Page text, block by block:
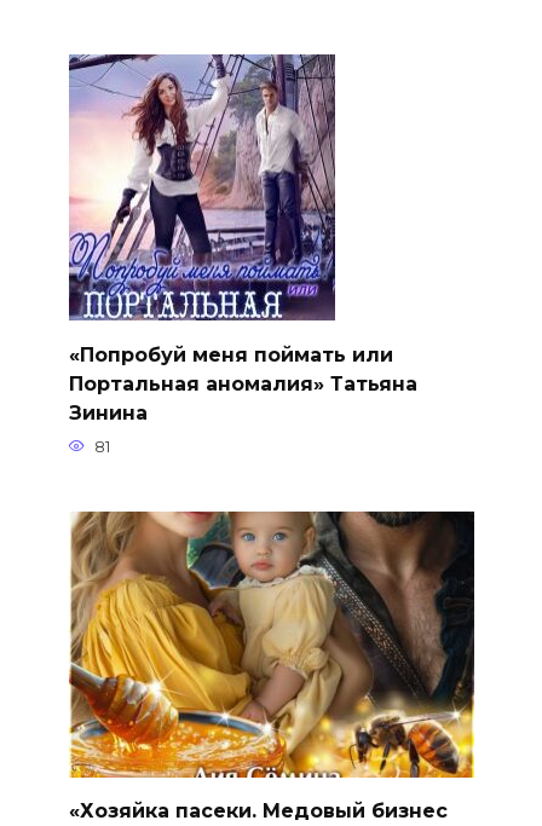
«Попробуй меня поймать или
Портальная аномалия» Татьяна
Зинина
81
«Хозяйка пасеки. Медовый бизнес